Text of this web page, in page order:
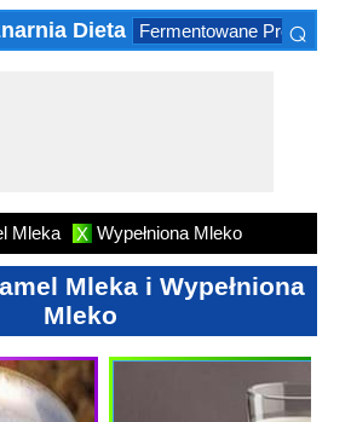
Dieta Fermentowane ⌕
Mleka X Wypełniona Mleko
Mleka i Wypełniona
Mleko